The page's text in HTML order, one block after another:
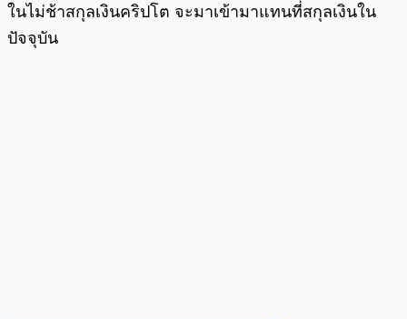
ในไม่ช้าสกุลเงินคริปโต จะมาเข้ามาแทนที่สกุลเงินใน
ปัจจุบัน